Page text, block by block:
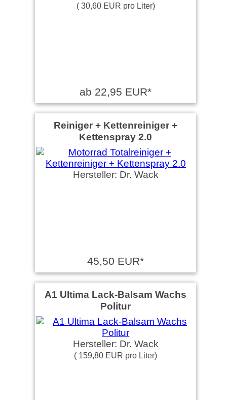
( 30,60 EUR pro Liter)
ab 22,95 EUR*
Reiniger + Kettenreiniger +
Kettenspray 2.0
Hersteller: Dr. Wack
45,50 EUR*
A1 Ultima Lack-Balsam Wachs
Politur
Hersteller: Dr. Wack
( 159,80 EUR pro Liter)